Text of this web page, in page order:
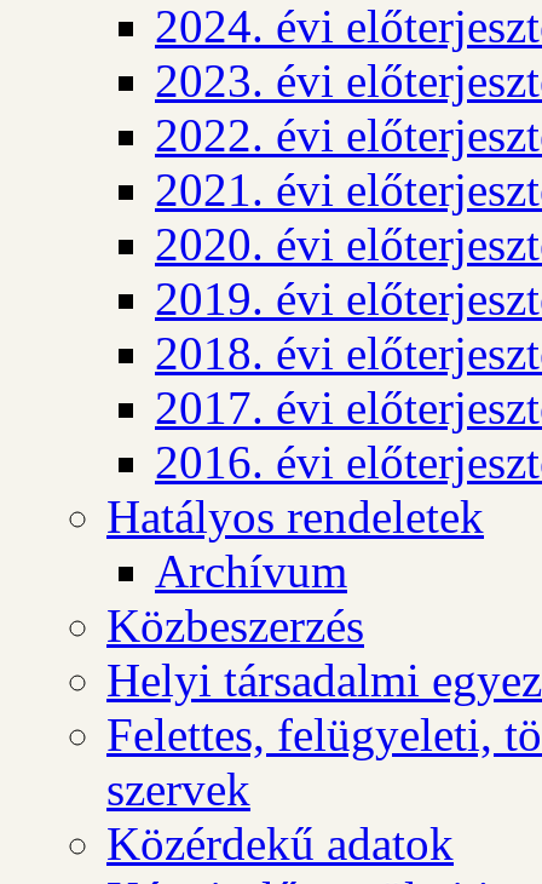
2024. évi
2023. évi
2022. évi
2021. évi
2020. évi
2019. évi
2018. évi
2017. évi
2016. évi
Hatályos rendeletek
Archívum
Közbeszerzés
Helyi társadalmi
Felettes, felügyeleti,
szervek
Közérdekű adatok